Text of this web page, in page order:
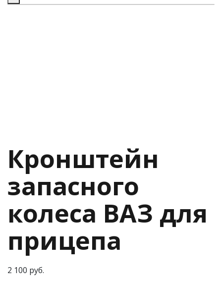
Кронштейн
запасного
колеса ВАЗ для
прицепа
2 100 руб.